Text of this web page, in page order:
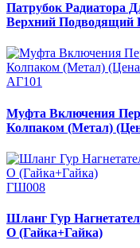
Патрубок Радиатора
Верхний Подводящий
АГ101
Муфта Включения
Колпаком (Метал)
ГШ008
Шланг Гур
О (Гайка+Гайка)